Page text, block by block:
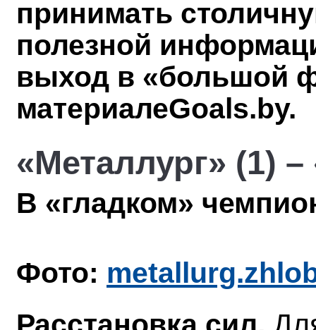
принимать
полезной
выход в «большой
материалеGoals.by.
«Металлург» (1)
В «гладком»
Фото: